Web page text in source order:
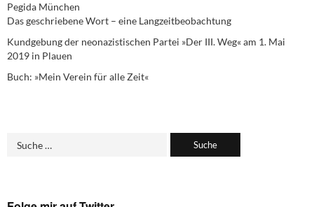
Pegida München
Das geschriebene Wort – eine Langzeitbeobachtung
Kundgebung der neonazistischen Partei »Der III. Weg« am 1. Mai
2019 in Plauen
Buch: »Mein Verein für alle Zeit«